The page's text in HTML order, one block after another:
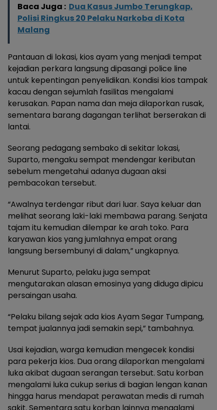
Baca Juga : Dua Kasus Jumbo Terungkap,
Polisi Ringkus 20 Pelaku Narkoba di Kota
Malang
Pantauan di lokasi, kios ayam yang menjadi tempat
kejadian perkara langsung dipasangi police line
untuk kepentingan penyelidikan. Kondisi kios tampak
kacau dengan sejumlah fasilitas mengalami
kerusakan. Papan nama dan meja dilaporkan rusak,
sementara barang dagangan terlihat berserakan di
lantai.
Seorang pedagang sembako di sekitar lokasi,
Suparto, mengaku sempat mendengar keributan
sebelum mengetahui adanya dugaan aksi
pembacokan tersebut.
“Awalnya terdengar ribut dari luar. Saya keluar dan
melihat seorang laki-laki membawa parang. Senjata
tajam itu kemudian dilempar ke arah toko. Para
karyawan kios yang jumlahnya empat orang
langsung bersembunyi di dalam,” ungkapnya.
Menurut Suparto, pelaku juga sempat
mengutarakan alasan emosinya yang diduga dipicu
persaingan usaha.
“Pelaku bilang sejak ada kios Ayam Segar Tumpang,
tempat jualannya jadi semakin sepi,” tambahnya.
Usai kejadian, warga kemudian mengecek kondisi
para pekerja kios. Dua orang dilaporkan mengalami
luka akibat dugaan serangan tersebut. Satu korban
mengalami luka cukup serius di bagian lengan kanan
hingga harus mendapat perawatan medis di rumah
sakit. Sementara satu korban lainnya mengalami